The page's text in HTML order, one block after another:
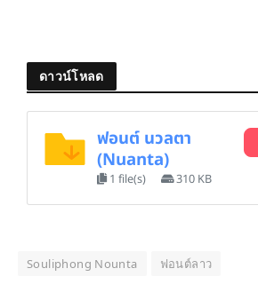
ดาวน์โหลด
ฟอนต์ นวลตา
(Nuanta)
1 file(s) 310 KB
Souliphong Nounta ฟอนต์ลาว